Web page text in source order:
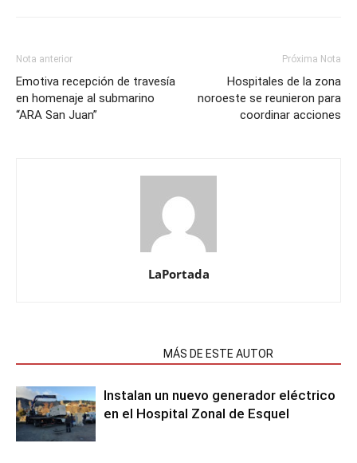
Nota anterior
Emotiva recepción de travesía
en homenaje al submarino
“ARA San Juan”
Próxima Nota
Hospitales de la zona
noroeste se reunieron para
coordinar acciones
LaPortada
MÁS DE ESTE AUTOR
Instalan un nuevo generador eléctrico
en el Hospital Zonal de Esquel